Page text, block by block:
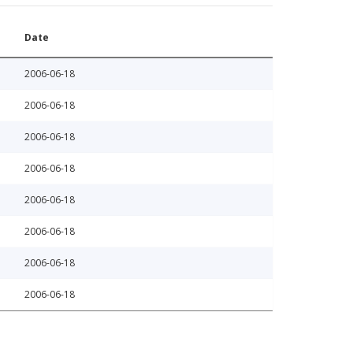
Date
2006-06-18
2006-06-18
2006-06-18
2006-06-18
2006-06-18
2006-06-18
2006-06-18
2006-06-18